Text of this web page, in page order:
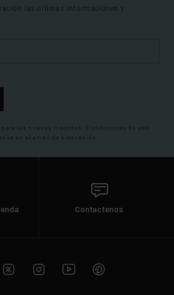
las ultimas informaciones y
para los nuevos inscritos. Condiciones de uso
en el email de bienvenida
Contactenos